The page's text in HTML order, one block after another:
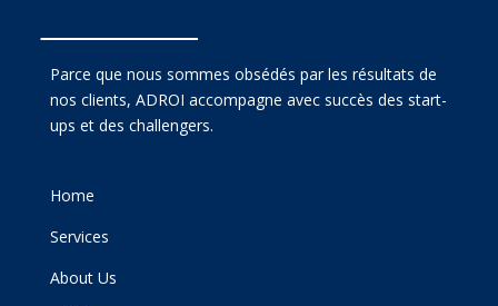
Parce que nous sommes obsédés par les résultats de
nos clients, ADROI accompagne avec succès des start-
ups et des challengers.
Home
Services
About Us